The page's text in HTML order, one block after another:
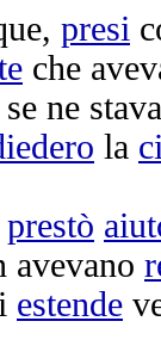
presi
che
se ne
la
prestò
avevano
estende